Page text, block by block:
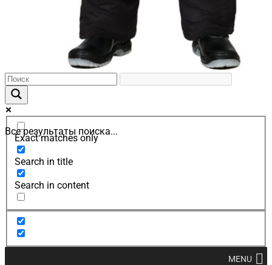
Все результаты поиска...
Exact matches only
Search in title
Search in content
MENU